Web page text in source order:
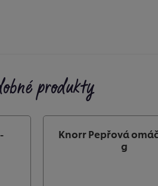
produkty
Knorr Pepřová
g